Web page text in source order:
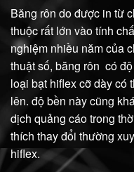
Băng rôn do được in từ
thuộc rất lớn vào tính
nghiệm nhiều năm của
thuật số, băng rôn có
loại bạt hiflex cỡ dày có
lên. độ bền này cũng
dịch quảng cáo trong
thích thay đổi thường
hiflex.